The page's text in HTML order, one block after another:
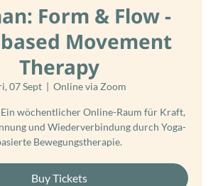
Form & Flow -
Movement
Therapy
07 Sept
  |
Online via Zoom
wöchentlicher Online-Raum für Kraft,
und Wiederverbindung durch Yoga-
Bewegungstherapie.
Buy Tickets